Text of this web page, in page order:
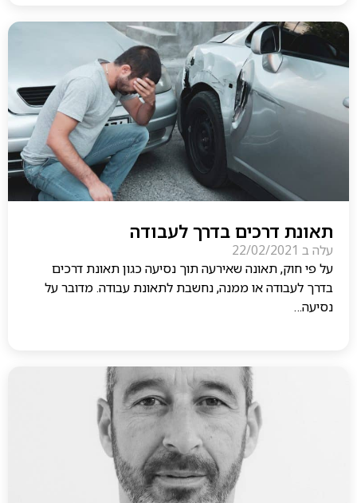
תאונת דרכים בדרך לעבודה
עלה ב 22/02/2021
על פי חוק, תאונה שאירעה תוך נסיעה כגון תאונת דרכים
בדרך לעבודה או ממנה, נחשבת לתאונת עבודה. מדובר על
נסיעה…